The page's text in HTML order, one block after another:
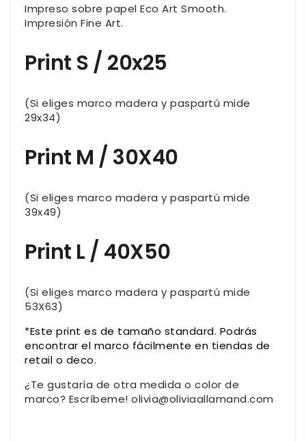
Impreso sobre papel Eco Art Smooth.
Impresión Fine Art.
Print S / 20x25
(Si eliges marco madera y paspartú mide
29x34)
Print M / 30X40
(Si eliges marco madera y paspartú mide
39x49)
Print L / 40X50
(Si eliges marco madera y paspartú mide
53X63)
*Este print es de tamaño standard. Podrás
encontrar el marco fácilmente en tiendas de
retail o deco.
¿Te gustaría de otra medida o color de
marco? Escríbeme! olivia@oliviaallamand.com